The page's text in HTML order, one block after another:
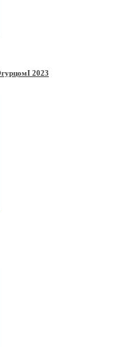
2023